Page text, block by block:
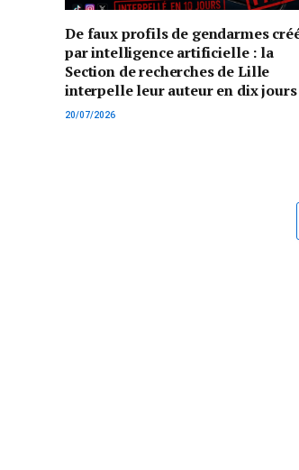
De faux profils de gendarmes
par intelligence artificielle : la
Section de recherches de Lille
interpelle leur auteur en dix jours
20/07/2026